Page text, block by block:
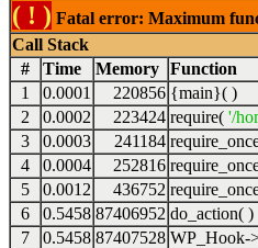
( ! ) Fatal error: Maximum
Call Stack
#
Time Memory Function
1
0.0001 220856 {main}( )
2
0.0002 223424 require( '/
3
0.0003 241184
4
0.0004 252816
5
0.0012 436752
6
0.5458 87406952 do_action( )
7
0.5458 87407528 WP_Hook-